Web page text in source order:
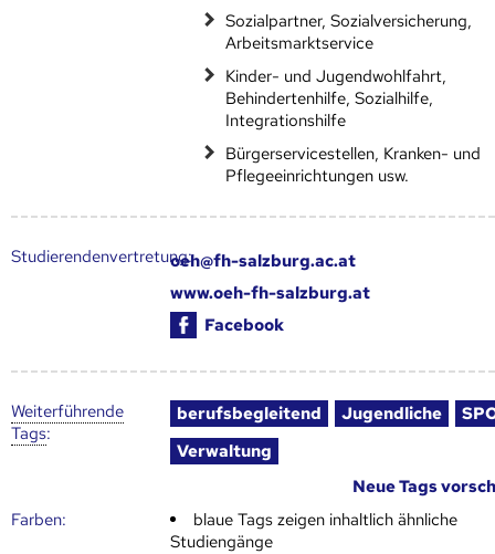
Sozialpartner, Sozialversicherung,
Arbeitsmarktservice
Kinder- und Jugendwohlfahrt,
Behindertenhilfe, Sozialhilfe,
Integrationshilfe
Bürgerservicestellen, Kranken- und
Pflegeeinrichtungen usw.
Studierendenvertretung:oeh@fh-salzburg.ac.at
www.oeh-fh-salzburg.at
Facebook
Weiter­führende
Tags:
berufsbegleitend Jugendliche
Verwaltung
Neue Tags
Farben:
blaue Tags zeigen inhaltlich ähnliche
Studiengänge